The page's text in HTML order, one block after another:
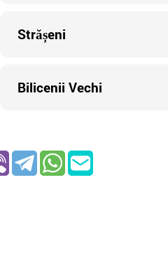
Strășeni
Bilicenii Vechi